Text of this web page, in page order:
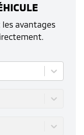
les avantages